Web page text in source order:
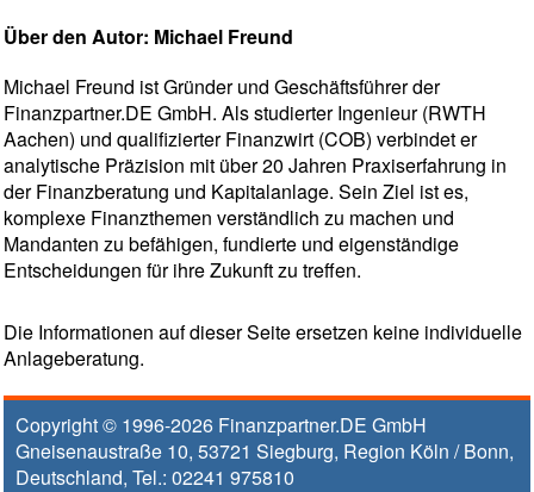
Über den Autor: Michael Freund
Michael Freund ist Gründer und Geschäftsführer der
Finanzpartner.DE GmbH. Als studierter Ingenieur (RWTH
Aachen) und qualifizierter Finanzwirt (COB) verbindet er
analytische Präzision mit über 20 Jahren Praxiserfahrung in
der Finanzberatung und Kapitalanlage. Sein Ziel ist es,
komplexe Finanzthemen verständlich zu machen und
Mandanten zu befähigen, fundierte und eigenständige
Entscheidungen für ihre Zukunft zu treffen.
Die Informationen auf dieser Seite ersetzen keine individuelle
Anlageberatung.
Copyright © 1996-2026 Finanzpartner.DE GmbH
Gneisenaustraße 10, 53721 Siegburg, Region Köln / Bonn,
Deutschland, Tel.: 02241 975810